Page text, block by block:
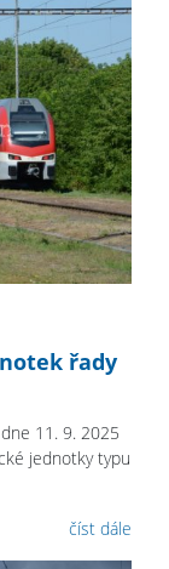
řady
11. 9. 2025
jednotky typu
číst dále